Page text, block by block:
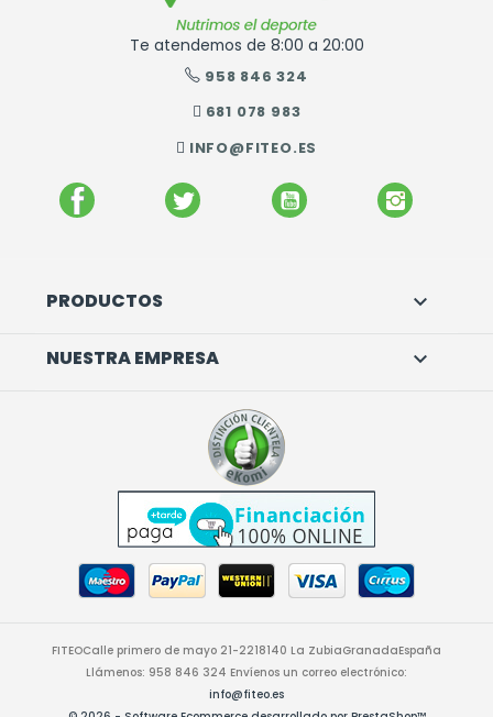
Te atendemos de 8:00 a 20:00
958 846 324
681 078 983
INFO@FITEO.ES
FACEBOOK TWITTER YOUTUBE
PRODUCTOS 
NUESTRA EMPRESA 
FITEOCalle primero de mayo 21-2218140 La ZubiaGranadaEspaña
Llámenos: 958 846 324 Envíenos un correo electrónico:
info@fiteo.es